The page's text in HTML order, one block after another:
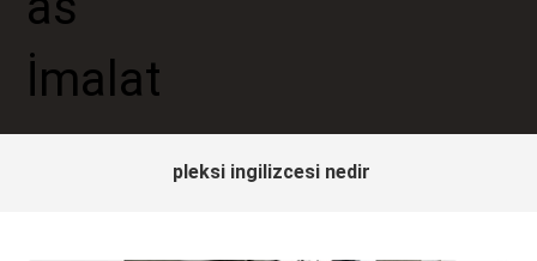
pleksi ingilizcesi nedir